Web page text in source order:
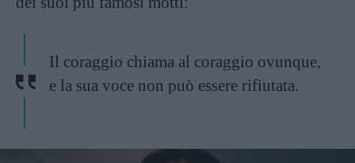
Il coraggio chiama al coraggio ovunque,
e la sua voce non può essere rifiutata.